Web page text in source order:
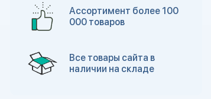
Ассортимент более 100
000 товаров
Все товары сайта в
наличии на складе